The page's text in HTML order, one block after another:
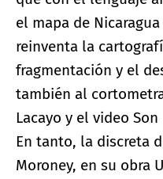
el mapa de
reinventa la
fragmentación y el
también al
Lacayo y el video
En tanto, la discreta
Moroney, en su obra